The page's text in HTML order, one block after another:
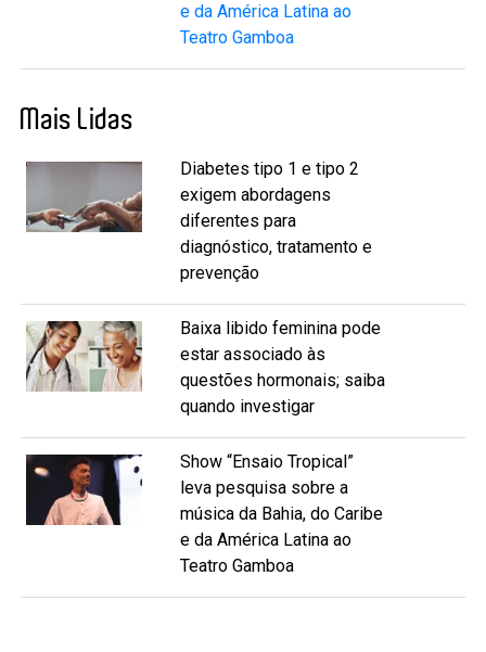
e da América Latina ao
Teatro Gamboa
Mais Lidas
Diabetes tipo 1 e tipo 2
exigem abordagens
diferentes para
diagnóstico, tratamento e
prevenção
Baixa libido feminina pode
estar associado às
questões hormonais; saiba
quando investigar
Show “Ensaio Tropical”
leva pesquisa sobre a
música da Bahia, do Caribe
e da América Latina ao
Teatro Gamboa